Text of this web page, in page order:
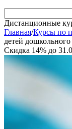
Дистанционные
Главная/Курсы по
детей
Скидка 14% до